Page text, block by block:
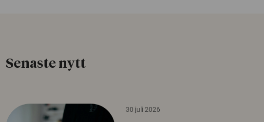
Senaste nytt
30 juli 2026